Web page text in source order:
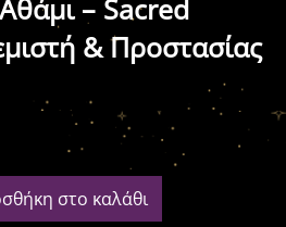
– Sacred
& Προστασίας
στο καλάθι